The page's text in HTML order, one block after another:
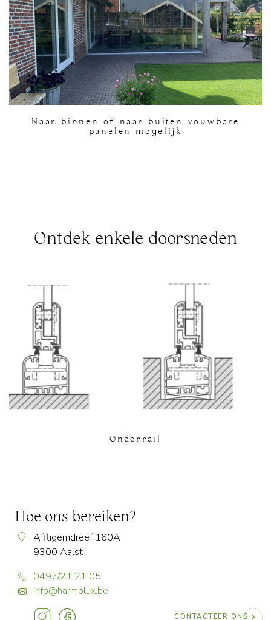
Naar binnen of naar buiten vouwbare
panelen mogelijk
Ontdek enkele doorsneden
Onderrail
Hoe ons bereiken?
Affligemdreef 160A
9300 Aalst
0497/21 21 05
info@harmolux.be
CONTACTEER ONS